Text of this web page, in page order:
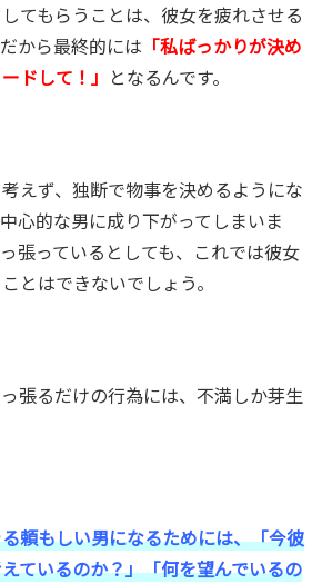
てもらうことは、彼女を疲れさせる
から最終的には 「私ばっかりが決め
ドして！」 となるんです。
えず、独断で物事を決めるようにな
心的な男に成り下がってしまいま
張っているとしても、これでは彼女
とはできないでしょう。
張るだけの行為には、不満しか芽生
頼もしい男になるためには、「今彼
ているのか？」「何を望んでいるの